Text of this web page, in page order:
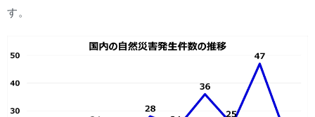
す。